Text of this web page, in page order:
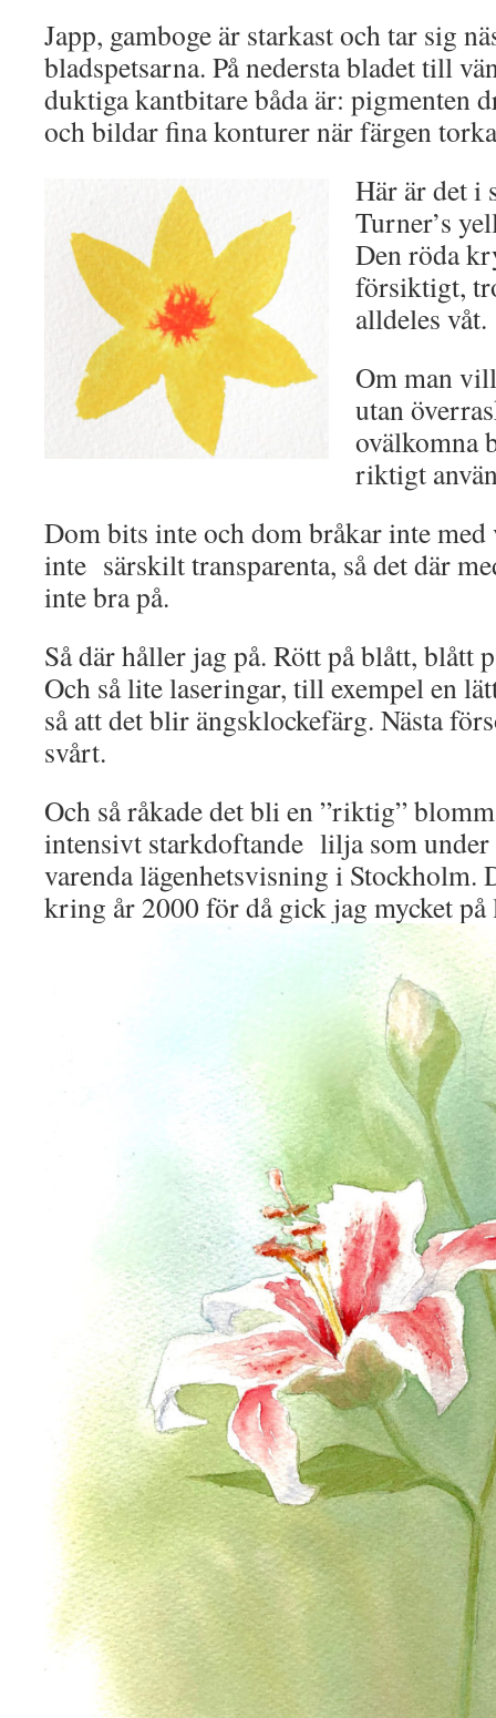
Japp, gamboge är starkast och tar sig
bladspetsarna. På nedersta bladet till
duktiga kantbitare båda är: pigmenten
och bildar fina konturer när färgen
Här är det i
Turner’s
Den röda
försiktigt,
alldeles våt.
Om man
utan
ovälkomna
riktigt
Dom bits inte och dom bråkar inte
inte särskilt transparenta, så det där
inte bra på.
Så där håller jag på. Rött på blått, blått
Och så lite laseringar, till exempel en
så att det blir ängsklockefärg. Nästa
svårt.
Och så råkade det bli en ”riktig”
intensivt starkdoftande lilja som under
varenda lägenhetsvisning i Stockholm.
kring år 2000 för då gick jag mycket på